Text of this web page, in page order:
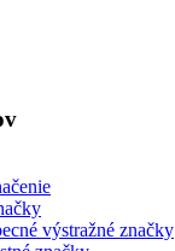
výstražné značky